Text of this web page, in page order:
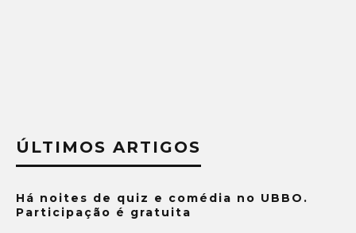
ÚLTIMOS ARTIGOS
Há noites de quiz e comédia no UBBO.
Participação é gratuita